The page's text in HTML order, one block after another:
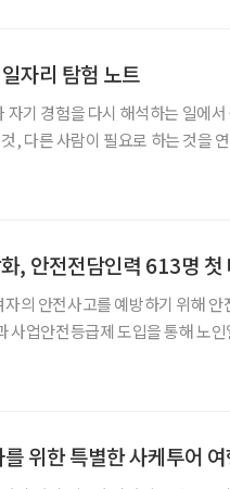
자리 탐험 노트
기 경험을 다시 해석하는 일에
사람이 필요로 하는 것을 연결해보자. *
, 안전전담인력 613명 첫
의 안전사고를 예방하기 위해
사업안전등급제 도입을 통해 노
위한 특별한 사케투어